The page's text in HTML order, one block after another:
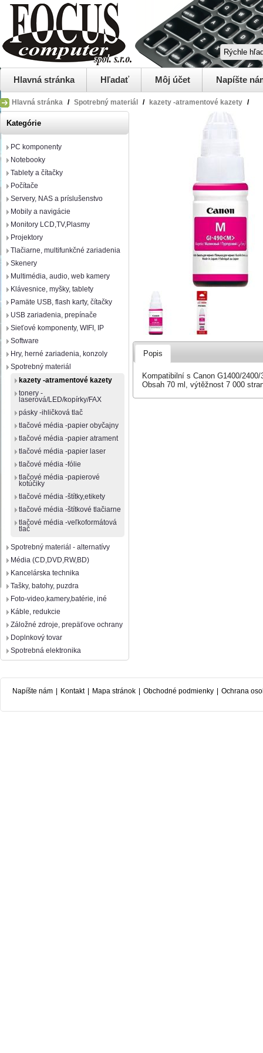
Hlavná stránka Hľadať Môj účet Napíšte
Hlavná stránka / Spotrebný materiál / kazety -atramentové kazety /
Kategórie
PC komponenty
Notebooky
Tablety a čítačky
Počítače
Servery, NAS a príslušenstvo
Mobily a navigácie
Monitory LCD,TV,Plasmy
Projektory
Tlačiarne, multifunkčné zariadenia
Skenery
Multimédia, audio, web kamery
Klávesnice, myšky, tablety
Pamäte USB, flash karty, čítačky
USB zariadenia, prepínače
Sieťové komponenty, WIFI, IP
Software
Hry, herné zariadenia, konzoly
Spotrebný materiál
kazety -atramentové kazety
tonery -
laserová/LED/kopírky/FAX
pásky -ihličková tlač
tlačové média -papier obyčajny
tlačové média -papier atrament
tlačové média -papier laser
tlačové média -fólie
tlačové média -papierové
kotúčiky
tlačové média -štítky,etikety
tlačové média -štítkové tlačiarne
tlačové média -veľkoformátová
tlač
Spotrebný materiál - alternatívy
Média (CD,DVD,RW,BD)
Kancelárska technika
Tašky, batohy, puzdra
Foto-video,kamery,batérie, iné
Káble, redukcie
Záložné zdroje, prepäťove ochrany
Doplnkový tovar
Spotrebná elektronika
Popis
Kompatibilní s Canon G1400/2400/
Obsah 70 ml, výtěžnost 7 000
Napíšte nám Kontakt Mapa stránok Obchodné podmienky Ochrana